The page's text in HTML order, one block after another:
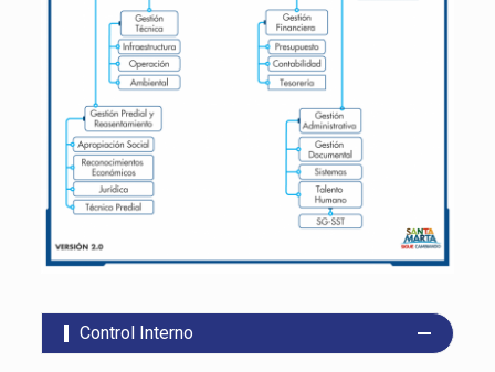
Control Interno